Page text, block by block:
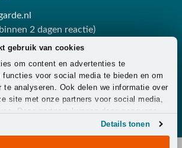
gebruik van cookies
om content en advertenties te
functies voor social media te bieden en om
te analyseren. Ook delen we informatie over
site met onze partners voor social media,
Deze partners kunnen deze gegevens
informatie die u aan ze heeft verstrekt
op basis van uw gebruik van hun
Details tonen
2 dagen reactie)
3 uur reactie)